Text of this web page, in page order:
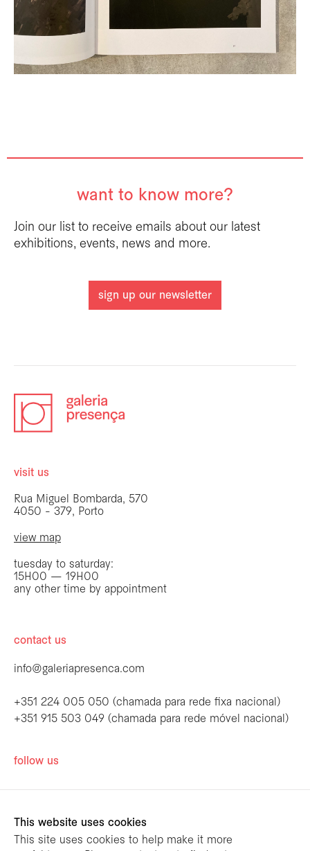
want to know more?
Join our list to receive emails about our latest
exhibitions, events, news and more.
sign up our newsletter
visit us
Rua Miguel Bombarda, 570
4050 - 379, Porto
view map
tuesday to saturday:
15H00 — 19H00
any other time by appointment
contact us
info@galeriapresenca.com
+351 224 005 050 (chamada para rede fixa nacional)
+351 915 503 049 (chamada para rede móvel nacional)
follow us
be the first to know
Join our list to receive emails about our
This website uses cookies
This site uses cookies to help make it more